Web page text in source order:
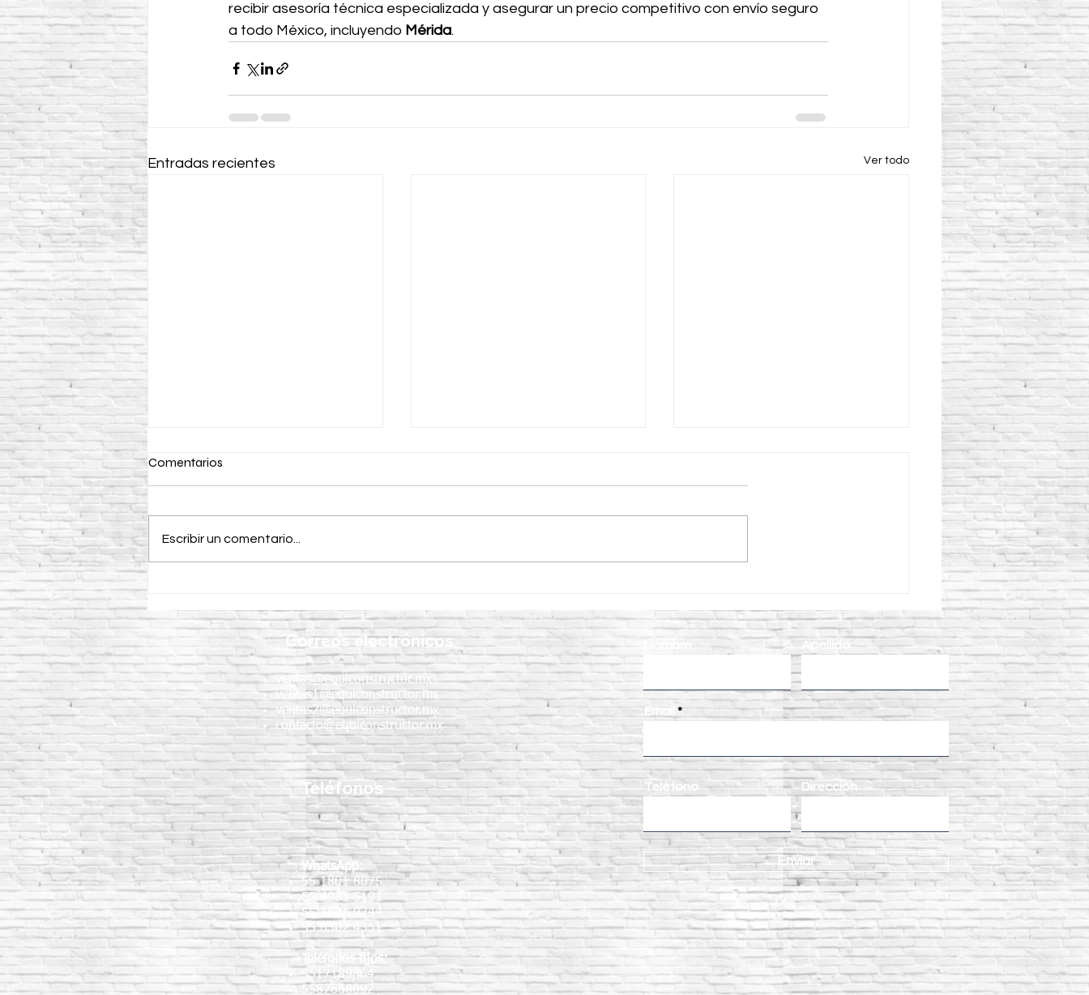
recibir asesoría técnica especializada y asegurar un precio competitivo con envío seguro
a todo México, incluyendo Mérida.
Entradas recientes Ver todo
recomendaciones para obras
de concreto
del concreto
un concreto más resistente?
Comentarios
Escribir un comentario...
Correos electrónicos
ventas@equiconstructor.mx
ventas1@equiconstructor.mx
ventas2@equiconstructor.mx
contacto@equiconstructor.mx
Teléfonos
WhatsApp:
55 1801 8075
55 4983 5191
55 1801 9244
55 6302 4351
Teléfonos fijos:
5517189864
5587888092
Apellido
Email
Teléfono Dirección
Enviar